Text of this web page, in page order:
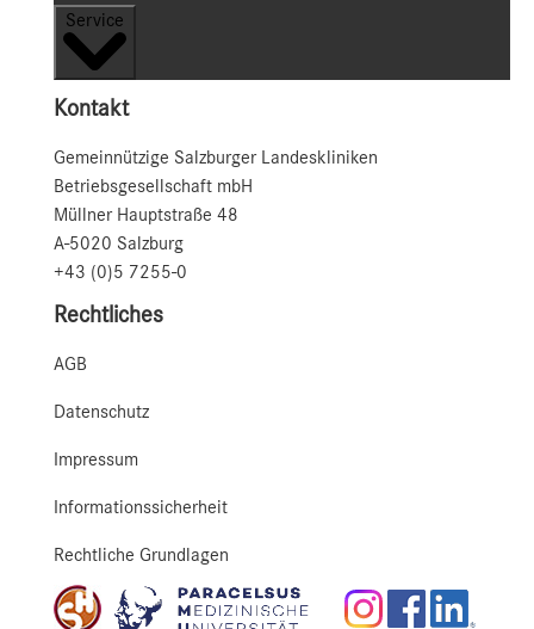
Service
Kontakt
Gemeinnützige Salzburger Landeskliniken
Betriebsgesellschaft mbH
Müllner Hauptstraße 48
A-5020 Salzburg
+43 (0)5 7255-0
Rechtliches
AGB
Datenschutz
Impressum
Informationssicherheit
Rechtliche Grundlagen